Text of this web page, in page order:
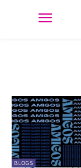
BLOGS